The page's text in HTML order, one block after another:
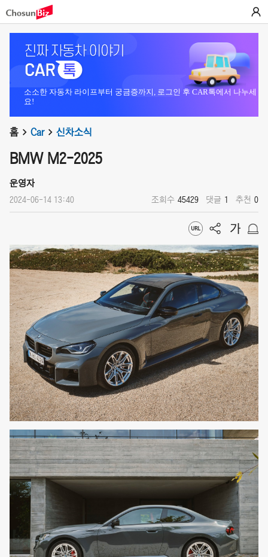
소소한 자동차 라이프부터 궁금증까지, 로그인 후 CAR톡에서 나누세
요!
홈 Car 신차소식
BMW M2-2025
운영자
2024-06-14 13:40 조회수 45429 댓글 1 추천 0